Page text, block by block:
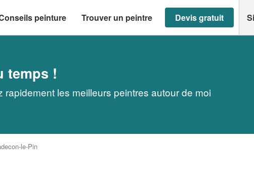
peinture Trouver un peintre Devis gratuit
temps !
rapidement les meilleurs peintres autour de moi
le-Pin